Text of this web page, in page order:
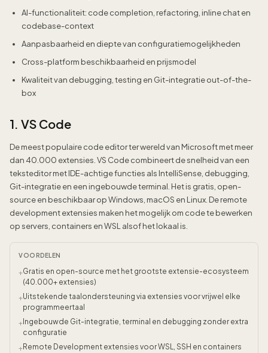
AI-functionaliteit: code completion, refactoring, inline chat en
codebase-context
Aanpasbaarheid en diepte van configuratiemogelijkheden
Cross-platform beschikbaarheid en prijsmodel
Kwaliteit van debugging, testing en Git-integratie out-of-the-
box
1. VS Code
De meest populaire code editor ter wereld van Microsoft met meer
dan 40.000 extensies. VS Code combineert de snelheid van een
teksteditor met IDE-achtige functies als IntelliSense, debugging,
Git-integratie en een ingebouwde terminal. Het is gratis, open-
source en beschikbaar op Windows, macOS en Linux. De remote
development extensies maken het mogelijk om code te bewerken
op servers, containers en WSL alsof het lokaal is.
VOORDELEN
+Gratis en open-source met het grootste extensie-ecosysteem
(40.000+ extensies)
+Uitstekende taalondersteuning via extensies voor vrijwel elke
programmeertaal
+ Ingebouwde Git-integratie, terminal en debugging zonder extra
configuratie
+Remote Development extensies voor WSL, SSH en containers